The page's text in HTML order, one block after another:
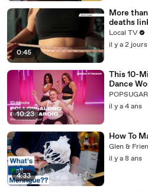
0:45
More
deaths
reported
Local TV
il y a 2 jours
10:23
This 10-
Dance
Moves
POPSUGAR
il y a 4 ans
4:33
How To
Glen &
il y a 8 ans